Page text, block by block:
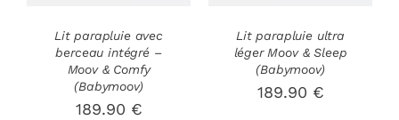
Lit parapluie avec
berceau intégré –
Moov & Comfy
(Babymoov)
189.90 €
Lit parapluie ultra
léger Moov & Sleep
(Babymoov)
189.90 €